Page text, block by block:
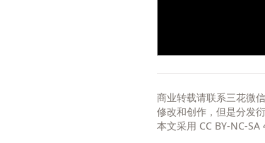
商业转载请联系三花微
修改和创作，但是分发
本文采用 CC BY-NC-